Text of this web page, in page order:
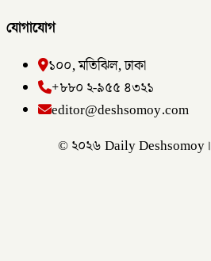
যোগাযোগ
১০০, মতিঝিল, ঢাকা
+৮৮০ ২-৯৫৫ ৪৩২১
editor@deshsomoy.com
© ২০২৬ Daily Deshsomoy।